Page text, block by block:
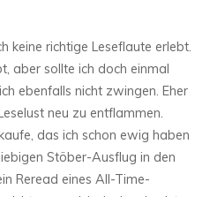
keine richtige Leseflaute erlebt.
aber sollte ich doch einmal
ebenfalls nicht zwingen. Eher
neu zu entflammen.
das ich schon ewig haben
Stöber-Ausflug in den
Reread eines All-Time-